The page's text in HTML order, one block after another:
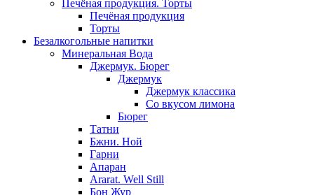
Печёная продукция. Торты
Печёная продукция
Торты
Безалкогольные напитки
Минеральная Вода
Джермук. Бюрег
Джермук
Джермук классика
Со вкусом лимона
Бюрег
Татни
Бжни. Ной
Гарни
Апаран
Ararat. Well Still
Бон Жур